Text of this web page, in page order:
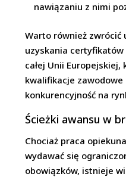
nawiązaniu z nimi
Warto również zwrócić
uzyskania
całej Unii
kwalifikacje zawodowe
konkurencyjność na
Ścieżki awansu w
Chociaż praca
wydawać się
obowiązków, istnieje